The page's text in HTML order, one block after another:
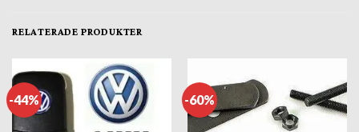
RELATERADE PRODUKTER
-44% -60%